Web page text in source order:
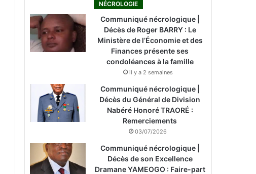
NÉCROLOGIE
Communiqué nécrologique |
Décès de Roger BARRY : Le
Ministère de l’Économie et des
Finances présente ses
condoléances à la famille
il y a 2 semaines
Communiqué nécrologique |
Décès du Général de Division
Nabéré Honoré TRAORÉ :
Remerciements
03/07/2026
Communiqué nécrologique |
Décès de son Excellence
Dramane YAMEOGO : Faire-part